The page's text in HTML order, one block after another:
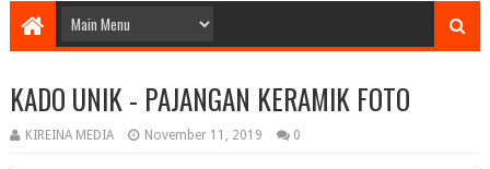
KADO UNIK - PAJANGAN KERAMIK FOTO
KIREINA MEDIA November 11, 2019 0